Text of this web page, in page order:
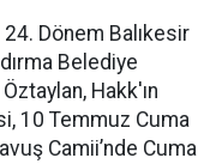
24. Dönem Balıkesir
Belediye
Hakk'ın
10 Temmuz Cuma
Camii’nde Cuma